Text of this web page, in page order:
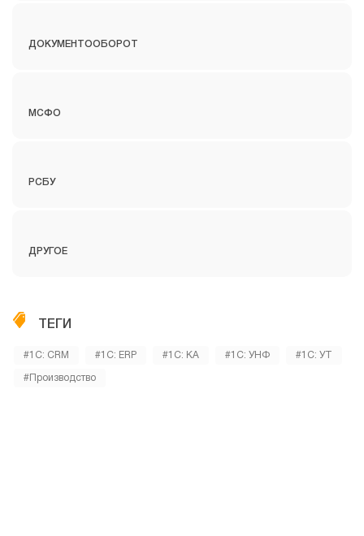
ДОКУМЕНТООБОРОТ
МСФО
РСБУ
ДРУГОЕ
ТЕГИ
#1С: CRM #1С: ERP #1С: КА #1С: УНФ #1С: УТ
#Производство